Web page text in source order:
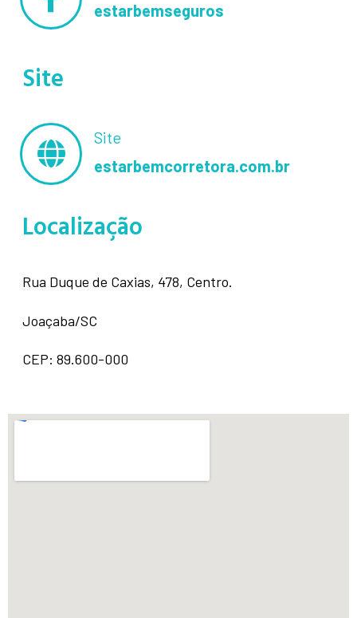
estarbemseguros
Site
Site
estarbemcorretora.com.br
Localização
Rua Duque de Caxias, 478, Centro.
Joaçaba/SC
CEP: 89.600-000